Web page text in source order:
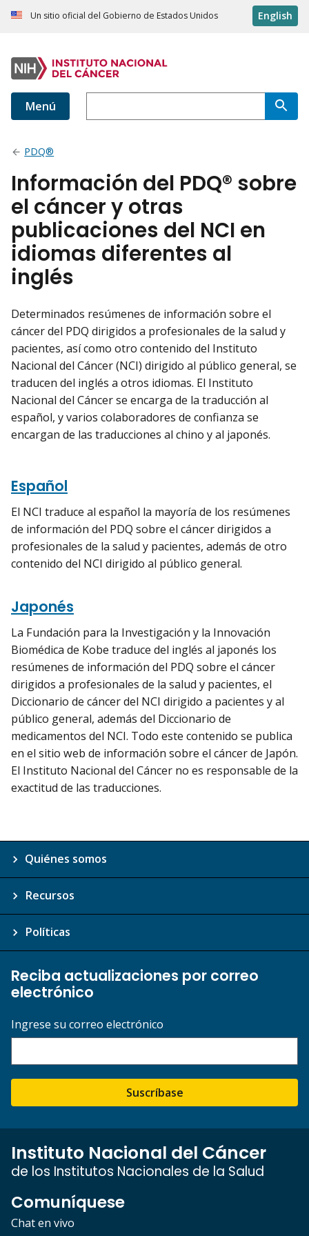
Un sitio oficial del Gobierno de Estados Unidos English
Menú
PDQ®
Información del PDQ® sobre
el cáncer y otras
publicaciones del NCI en
idiomas diferentes al
inglés
Determinados resúmenes de información sobre el
cáncer del PDQ dirigidos a profesionales de la salud y
pacientes, así como otro contenido del Instituto
Nacional del Cáncer (NCI) dirigido al público general, se
traducen del inglés a otros idiomas. El Instituto
Nacional del Cáncer se encarga de la traducción al
español, y varios colaboradores de confianza se
encargan de las traducciones al chino y al japonés.
Español
El NCI traduce al español la mayoría de los resúmenes
de información del PDQ sobre el cáncer dirigidos a
profesionales de la salud y pacientes, además de otro
contenido del NCI dirigido al público general.
Japonés
La Fundación para la Investigación y la Innovación
Biomédica de Kobe traduce del inglés al japonés los
resúmenes de información del PDQ sobre el cáncer
dirigidos a profesionales de la salud y pacientes, el
Diccionario de cáncer del NCI dirigido a pacientes y al
público general, además del Diccionario de
medicamentos del NCI. Todo este contenido se publica
en el sitio web de información sobre el cáncer de Japón.
El Instituto Nacional del Cáncer no es responsable de la
exactitud de las traducciones.
Quiénes somos
Recursos
Políticas
Reciba actualizaciones por correo
electrónico
Ingrese su correo electrónico
Suscríbase
Instituto Nacional del Cáncer
de los Institutos Nacionales de la Salud
Comuníquese
Chat en vivo